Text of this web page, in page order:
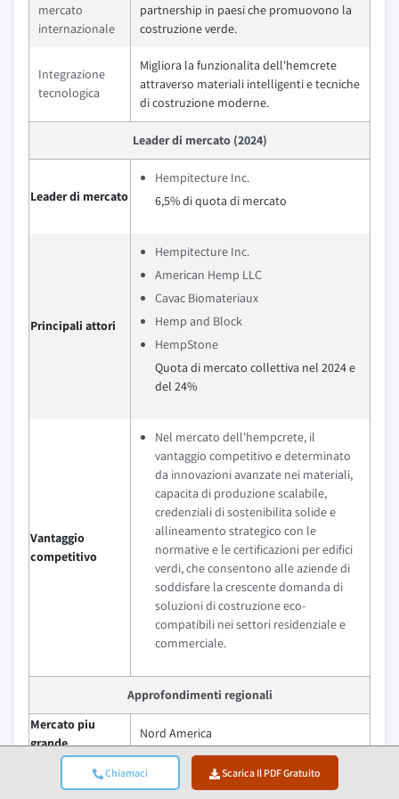
Chiamaci Scarica Il PDF Gratuito
mercato
internazionale
partnership in paesi che promuovono la
costruzione verde.
Integrazione
tecnologica
Migliora la funzionalita dell'hemcrete
attraverso materiali intelligenti e tecniche
di costruzione moderne.
Leader di mercato (2024)
Leader di mercato
Hempitecture Inc.
6,5% di quota di mercato
Principali attori
Hempitecture Inc.
American Hemp LLC
Cavac Biomateriaux
Hemp and Block
HempStone
Quota di mercato collettiva nel 2024 e
del 24%
Vantaggio
competitivo
Nel mercato dell'hempcrete, il
vantaggio competitivo e determinato
da innovazioni avanzate nei materiali,
capacita di produzione scalabile,
credenziali di sostenibilita solide e
allineamento strategico con le
normative e le certificazioni per edifici
verdi, che consentono alle aziende di
soddisfare la crescente domanda di
soluzioni di costruzione eco-
compatibili nei settori residenziale e
commerciale.
Approfondimenti regionali
Mercato piu
grande
Nord America
Mercato in piu
rapida crescita
Asia Pacifico